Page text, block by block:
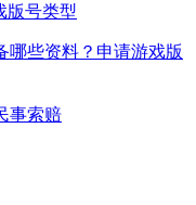
版号类型
哪些资料？申请游戏版
事索赔